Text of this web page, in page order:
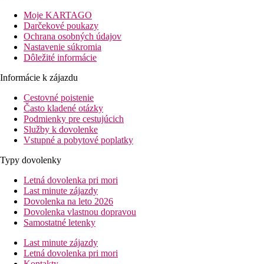
Vzdialenosť
pláže: 300 m
letisko: 10 km
centrá: 300 m
Family Rodinná izba:
kúpeľňa/WC (sušič vlasov)
obývacia časť s možnosťou ubytovania 2 osôb
Wifi zadarmo
spálňa
balkón alebo terasa
Ostatné typy izieb(pokiaľ nie je uvedené inak, majú izby
vyššie uvedené vybavenie)
Family Rodinná izba, Swim Up:
Junior Suita:
Popis hotela
recepcia
Moje KARTAGO
Darčekové poukazy
Ochrana osobných údajov
Nastavenie súkromia
Dôležité informácie
Informácie k zájazdu
Cestovné poistenie
Často kladené otázky
Podmienky pre cestujúcich
Služby k dovolenke
Vstupné a pobytové poplatky
Typy dovolenky
Letná dovolenka pri mori
Last minute zájazdy
Dovolenka na leto 2026
Dovolenka vlastnou dopravou
Samostatné letenky
Last minute zájazdy
Letná dovolenka pri mori